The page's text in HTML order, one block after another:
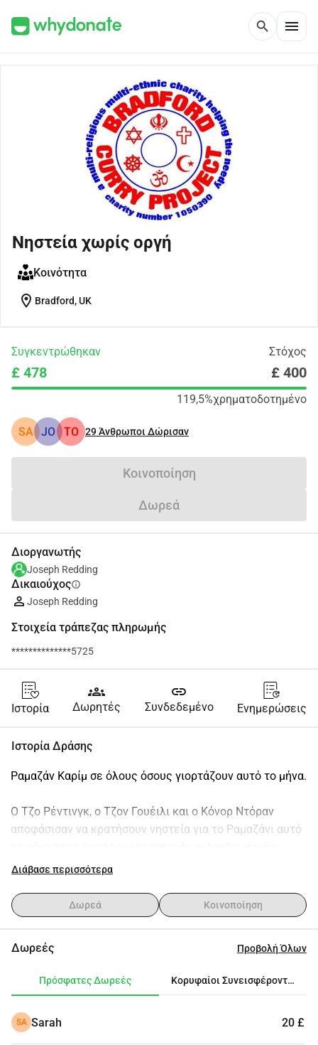
search menu
Νηστεία χωρίς οργή
Κοινότητα
location_on Bradford, UK
Συγκεντρώθηκαν Στόχος
£ 478 £ 400
119,5%χρηματοδοτημένο
SA JO TO 29Άνθρωποι Δώρισαν
Κοινοποίηση
Δωρεά
Διοργανωτής
Joseph Redding
Δικαιούχοςinfo
Joseph Redding
Στοιχεία τράπεζας πληρωμής
**************5725
Ιστορία
groups
Δωρητές
link
Συνδεδεμένο Ενημερώσεις
Ιστορία Δράσης
Ραμαζάν Καρίμ σε όλους όσους γιορτάζουν αυτό το μήνα.
Ο Τζο Ρέντινγκ, ο Τζον Γουέιλι και ο Κόνορ Ντόραν
αποφάσισαν να κρατήσουν νηστεία για το Ραμαζάνι αυτό
οργάνωσης.
Η επιλεγμένη μας φιλανθρωπική οργάνωση είναι το
Πρόγραμμα Κάρι του Μπράντφορντ. Μια τοπική
στους άστεγους, φτωχούς και αδύναμους ανθρώπους
Διάβασε περισσότερα
Δωρεά Κοινοποίηση
Δωρεές Προβολή Όλων
Πρόσφατες Δωρεές Κορυφαίοι Συνεισφέροντες
SA Sarah 20 £